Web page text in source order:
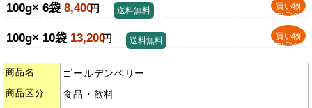
100g× 6袋 8,400円
買い物
かごへ
送料無料
100g× 10袋 13,200円
買い物
かごへ
送料無料
商品名 ゴールデンベリー
商品区分 食品・飲料